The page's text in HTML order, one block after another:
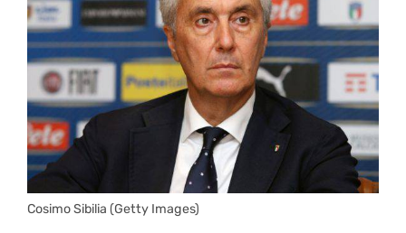
Cosimo Sibilia (Getty Images)